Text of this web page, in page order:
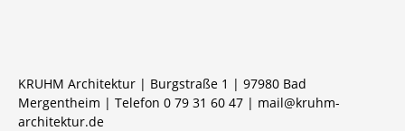
KRUHM Architektur | Burgstraße 1 | 97980 Bad
Mergentheim | Telefon 0 79 31 60 47 | mail@kruhm-
architektur.de